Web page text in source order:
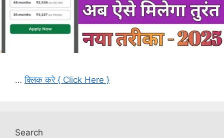
…क्लिक करे { Click Here }
Search